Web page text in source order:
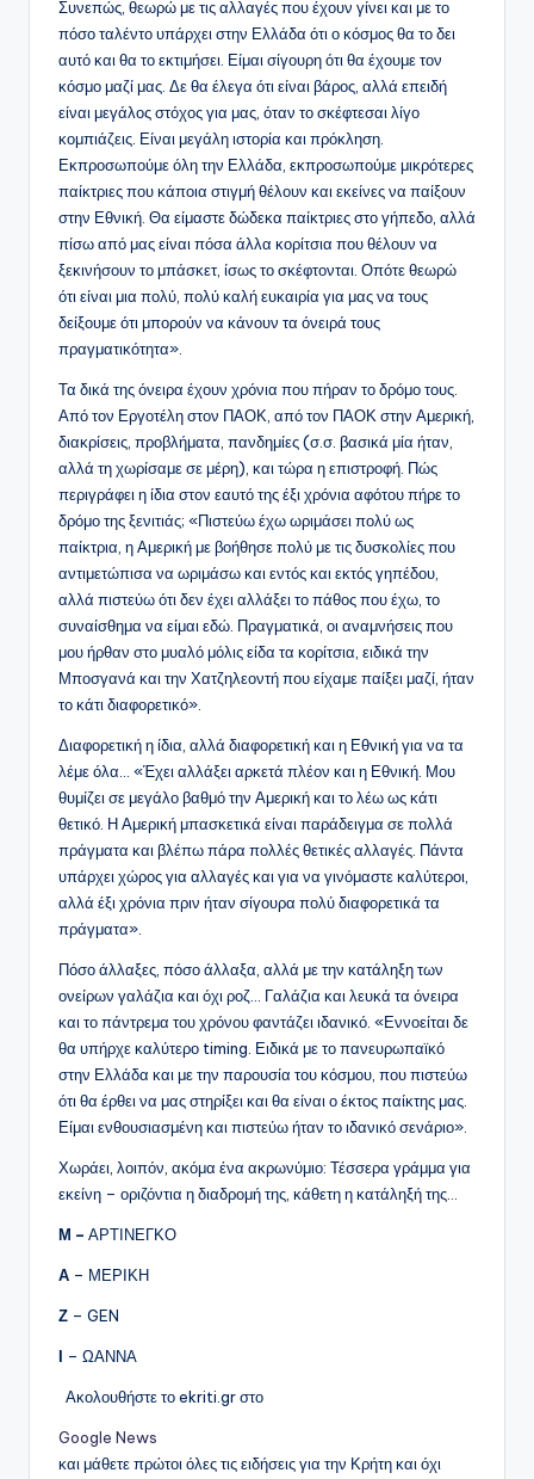
Συνεπώς, θεωρώ με τις αλλαγές που έχουν γίνει και με το
πόσο ταλέντο υπάρχει στην Ελλάδα ότι ο κόσμος θα το δει
αυτό και θα το εκτιμήσει. Είμαι σίγουρη ότι θα έχουμε τον
κόσμο μαζί μας. Δε θα έλεγα ότι είναι βάρος, αλλά επειδή
είναι μεγάλος στόχος για μας, όταν το σκέφτεσαι λίγο
κομπιάζεις. Είναι μεγάλη ιστορία και πρόκληση.
Εκπροσωπούμε όλη την Ελλάδα, εκπροσωπούμε μικρότερες
παίκτριες που κάποια στιγμή θέλουν και εκείνες να παίξουν
στην Εθνική. Θα είμαστε δώδεκα παίκτριες στο γήπεδο, αλλά
πίσω από μας είναι πόσα άλλα κορίτσια που θέλουν να
ξεκινήσουν το μπάσκετ, ίσως το σκέφτονται. Οπότε θεωρώ
ότι είναι μια πολύ, πολύ καλή ευκαιρία για μας να τους
δείξουμε ότι μπορούν να κάνουν τα όνειρά τους
πραγματικότητα».
Τα δικά της όνειρα έχουν χρόνια που πήραν το δρόμο τους.
Από τον Εργοτέλη στον ΠΑΟΚ, από τον ΠΑΟΚ στην Αμερική,
διακρίσεις, προβλήματα, πανδημίες (σ.σ. βασικά μία ήταν,
αλλά τη χωρίσαμε σε μέρη), και τώρα η επιστροφή. Πώς
περιγράφει η ίδια στον εαυτό της έξι χρόνια αφότου πήρε το
δρόμο της ξενιτιάς; «Πιστεύω έχω ωριμάσει πολύ ως
παίκτρια, η Αμερική με βοήθησε πολύ με τις δυσκολίες που
αντιμετώπισα να ωριμάσω και εντός και εκτός γηπέδου,
αλλά πιστεύω ότι δεν έχει αλλάξει το πάθος που έχω, το
συναίσθημα να είμαι εδώ. Πραγματικά, οι αναμνήσεις που
μου ήρθαν στο μυαλό μόλις είδα τα κορίτσια, ειδικά την
Μποσγανά και την Χατζηλεοντή που είχαμε παίξει μαζί, ήταν
το κάτι διαφορετικό».
Διαφορετική η ίδια, αλλά διαφορετική και η Εθνική για να τα
λέμε όλα… «Έχει αλλάξει αρκετά πλέον και η Εθνική. Μου
θυμίζει σε μεγάλο βαθμό την Αμερική και το λέω ως κάτι
θετικό. Η Αμερική μπασκετικά είναι παράδειγμα σε πολλά
πράγματα και βλέπω πάρα πολλές θετικές αλλαγές. Πάντα
υπάρχει χώρος για αλλαγές και για να γινόμαστε καλύτεροι,
αλλά έξι χρόνια πριν ήταν σίγουρα πολύ διαφορετικά τα
πράγματα».
Πόσο άλλαξες, πόσο άλλαξα, αλλά με την κατάληξη των
ονείρων γαλάζια και όχι ροζ… Γαλάζια και λευκά τα όνειρα
και το πάντρεμα του χρόνου φαντάζει ιδανικό. «Εννοείται δε
θα υπήρχε καλύτερο timing. Ειδικά με το πανευρωπαϊκό
στην Ελλάδα και με την παρουσία του κόσμου, που πιστεύω
ότι θα έρθει να μας στηρίξει και θα είναι ο έκτος παίκτης μας.
Είμαι ενθουσιασμένη και πιστεύω ήταν το ιδανικό σενάριο».
Χωράει, λοιπόν, ακόμα ένα ακρωνύμιο: Τέσσερα γράμμα για
εκείνη – οριζόντια η διαδρομή της, κάθετη η κατάληξή της…
Μ – ΑΡΤΙΝΕΓΚΟ
Α – ΜΕΡΙΚΗ
Ζ – GEN
Ι – ΩΑΝΝΑ
Ακολουθήστε το ekriti.gr στο
Google News
και μάθετε πρώτοι όλες τις ειδήσεις για την Κρήτη και όχι